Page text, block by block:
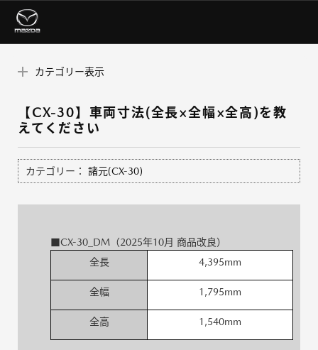
カテゴリー表示
【CX-30】車両寸法(全長×全幅×全高)を教
えてください
カテゴリー： 諸元(CX-30)
■CX-30_DM（2025年10月 商品改良）
全長
4,395mm
全幅 1,795mm
全高 1,540mm